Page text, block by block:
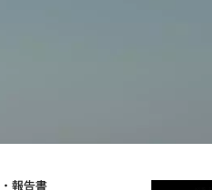
報告書